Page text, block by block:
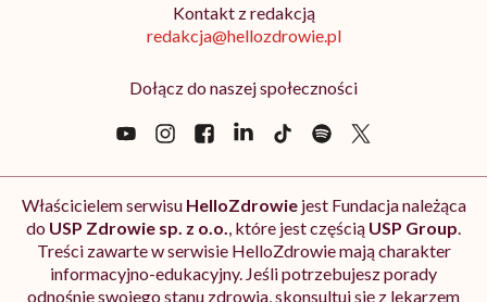
Kontakt z redakcją
redakcja@hellozdrowie.pl
Dołącz do naszej społeczności
Właścicielem serwisu HelloZdrowiejest Fundacja należąca
do USP Zdrowie sp. z o.o., które jest częścią USP Group.
Treści zawarte w serwisie HelloZdrowie mają charakter
informacyjno-edukacyjny. Jeśli potrzebujesz porady
odnośnie swojego stanu zdrowia, skonsultuj się z lekarzem